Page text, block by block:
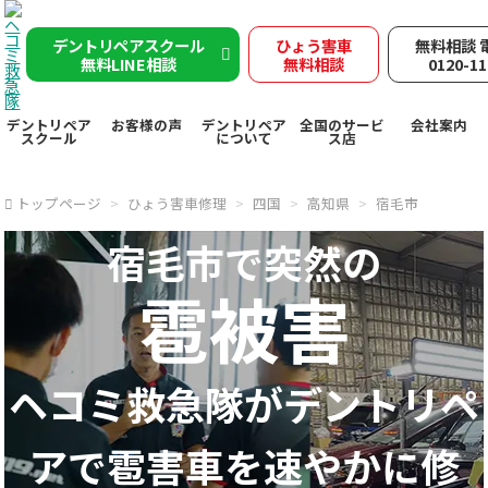
デントリペアスクール
無料LINE相談
ひょう害車
無料相談
無料相談
0120-
デントリペア
スクール
お客様の声 デントリペア
について
全国のサービ
ス店
会社案内
トップページ ひょう害車修理 四国 高知県 宿毛市
宿毛市で突然の
雹被害
ヘコミ救急隊がデントリペ
アで雹害車を速やかに修